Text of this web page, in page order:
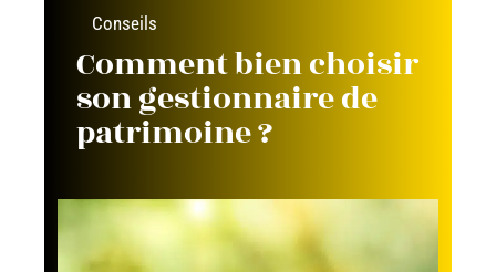
Conseils
Comment bien choisir
son gestionnaire de
patrimoine ?